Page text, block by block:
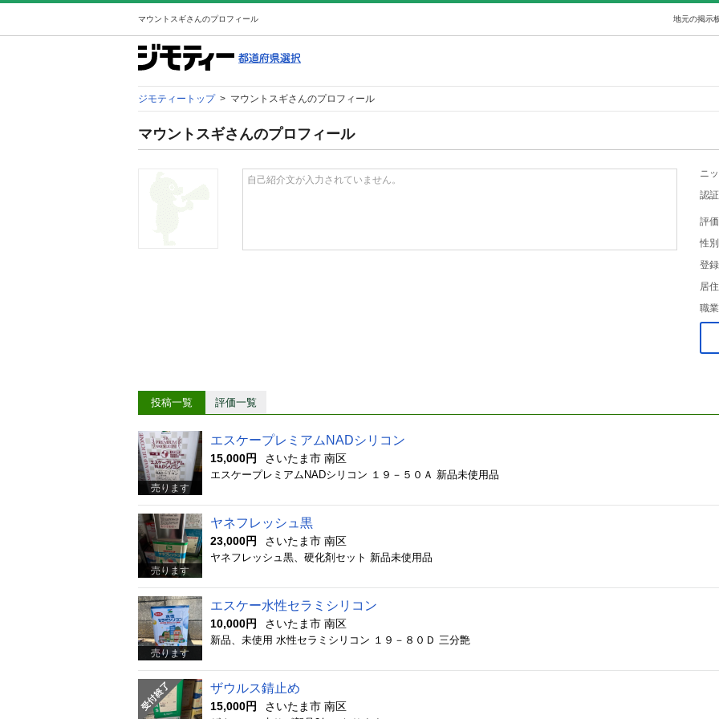
マウントスギさんのプロフィール 地元の掲示
ジモティートップ > マウントスギさんのプロフィール
マウントスギさんのプロフィール
自己紹介文が入力されていません。
ニ
認証
評価
性別
登
居
職業
投稿一覧 評価一覧
売ります
エスケープレミアムNADシリコン
15,000円 さいたま市 南区
エスケープレミアムNADシリコン １９－５０Ａ 新品未使用品
売ります
ヤネフレッシュ黒
23,000円 さいたま市 南区
ヤネフレッシュ黒、硬化剤セット 新品未使用品
売ります
エスケー水性セラミシリコン
10,000円 さいたま市 南区
新品、未使用 水性セラミシリコン １９－８０Ｄ 三分艶
ザウルス錆止め
15,000円 さいたま市 南区